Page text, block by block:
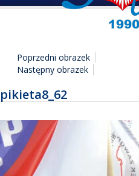
Poprzedni obrazek
Następny obrazek
pikieta8_62